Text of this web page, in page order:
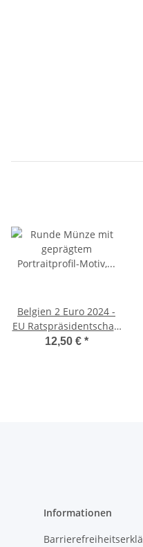
Belgien 2 Euro 2024 -
EU Ratspräsidentschaft
- in franz. Coincard
12,50 € *
Informationen